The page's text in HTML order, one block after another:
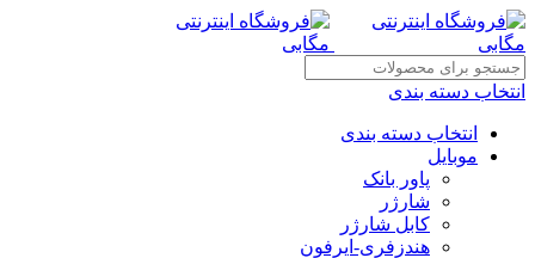
انتخاب دسته بندی
انتخاب دسته بندی
موبایل
پاور بانک
شارژر
کابل شارژر
هندزفری-ایرفون